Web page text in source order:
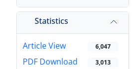
Statistics
Article View 6,047
PDF Download 3,013